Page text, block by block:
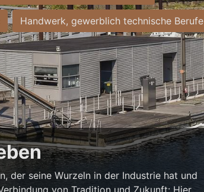
Handwerk, gewerblich technische Berufe
der seine Wurzeln in der Industrie hat und